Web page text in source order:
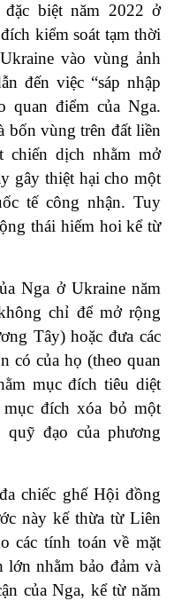
biệt năm 2022 ở
kiểm soát tạm thời
vào vùng ảnh
đến việc “sáp nhập
quan điểm của Nga.
bốn vùng trên đất liền
chiến dịch nhằm mở
gây thiệt hại cho một
tế công nhận. Tuy
thái hiếm hoi kể từ
Nga ở Ukraine năm
chỉ để mở rộng
Tây) hoặc đưa các
có của họ (theo quan
mục đích tiêu diệt
đích xóa bỏ một
quỹ đạo của phương
chiếc ghế Hội ​​đồng
này kế thừa từ Liên
các tính toán về mặt
lớn nhằm bảo đảm và
của Nga, kể từ năm